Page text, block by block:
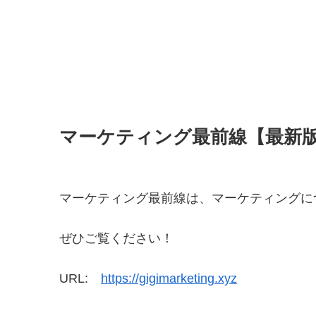
マーケティング最前線【最新版
マーケティング最前線は、マーケティング
ぜひご覧ください！
URL: https://gigimarketing.xyz